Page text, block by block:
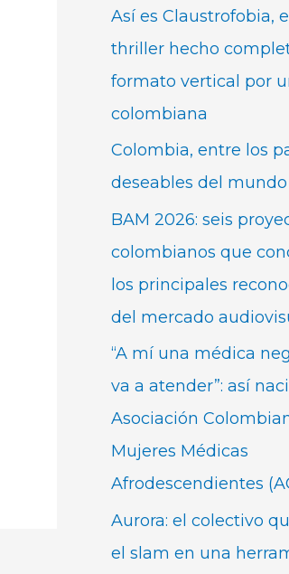
Así es Claustrofobia,
thriller hecho
formato vertical por
colombiana
Colombia, entre los
deseables del
BAM 2026: seis
colombianos que
los principales
del mercado
“A mí una médica
va a atender”: así
Asociación
Mujeres Médicas
Afrodescendientes
Aurora: el colectivo
el slam en una